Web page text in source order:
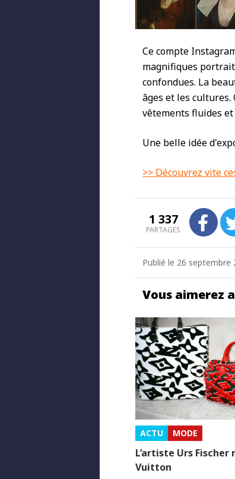
Ce compte
magnifiques
confondues. La
âges et les
vêtements fluides
Une belle idée
>> Découvrez vite
1 337
PARTAGES
Publié le 26 septembre
Vous aimerez
ACTU MODE
L’artiste Urs
Vuitton